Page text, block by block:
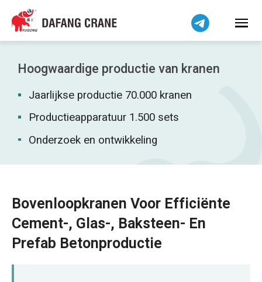
Hoogwaardige productie van kranen
Jaarlijkse productie 70.000 kranen
Productieapparatuur 1.500 sets
Onderzoek en ontwikkeling
Bovenloopkranen Voor Efficiënte
Cement-, Glas-, Baksteen- En
Prefab Betonproductie
Bahasa Indonesia
Bahasa Melayu
Tiếng Việt
简体中文
فارسی
Pilipino
اردو
Kiswahili
Dansk
Norsk
O‘zbekcha